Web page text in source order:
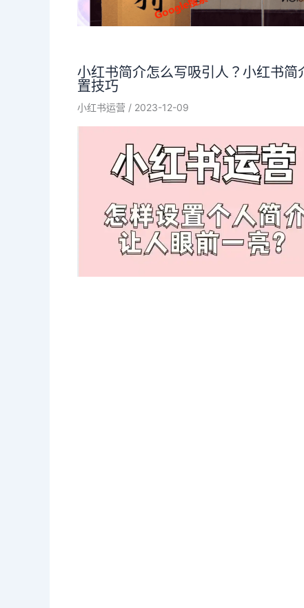
小红书简介怎么写吸引人？小红书简
置技巧
小红书运营 / 2023-12-09